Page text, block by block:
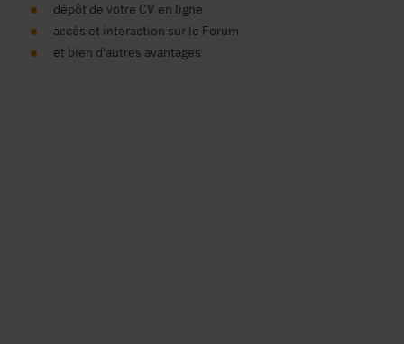
dépôt de votre CV en ligne
accès et interaction sur le Forum
et bien d'autres avantages